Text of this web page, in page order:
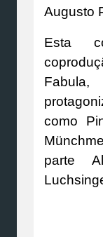
Augusto
Esta
Fabula,
como
parte